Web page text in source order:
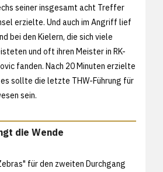
seiner insgesamt acht Treffer
erzielte. Und auch im Angriff lief
bei den Kielern, die sich viele
und oft ihren Meister in RK-
fanden. Nach 20 Minuten erzielte
sollte die letzte THW-Führung für
sein.
die Wende
für den zweiten Durchgang